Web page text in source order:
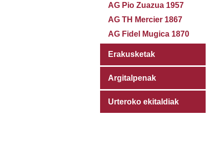
AG Pio Zuazua 1957
AG TH Mercier 1867
AG Fidel Mugica 1870
Erakusketak
Argitalpenak
Urteroko ekitaldiak